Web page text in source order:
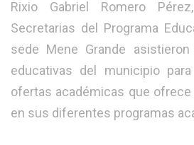
Rixio Gabriel Romero
Secretarias del Programa
sede Mene Grande
educativas del municipio
ofertas académicas que
en sus diferentes programas